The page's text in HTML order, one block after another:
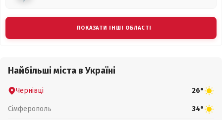
ПОКАЗАТИ ІНШІ ОБЛАСТІ
Найбільші міста в Україні
Чернівці 26°
Сімферополь 34°